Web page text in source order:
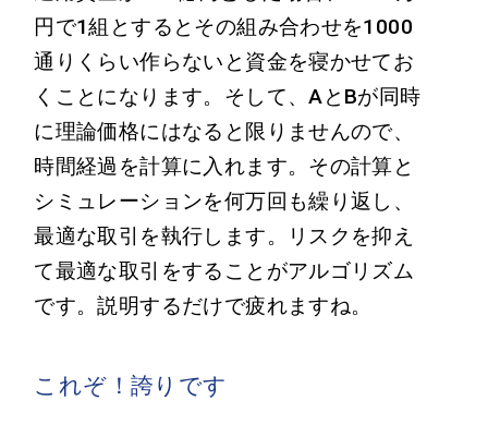
円で1組とするとその組み合わせを1000
通りくらい作らないと資金を寝かせてお
くことになります。そして、AとBが同時
に理論価格にはなると限りませんので、
時間経過を計算に入れます。その計算と
シミュレーションを何万回も繰り返し、
最適な取引を執行します。リスクを抑え
て最適な取引をすることがアルゴリズム
です。説明するだけで疲れますね。
これぞ！誇りです